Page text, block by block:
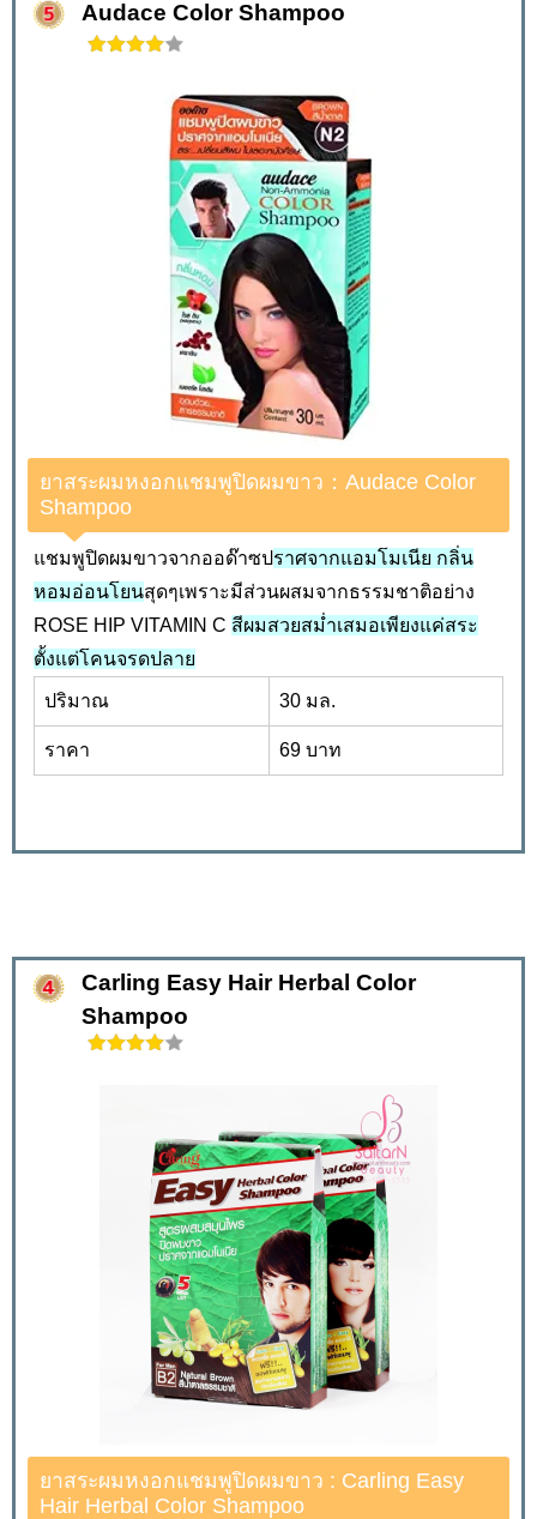
Audace Color Shampoo
ยาสระผมหงอกแชมพูปิดผมขาว：Audace Color
Shampoo
แชมพูปิดผมขาวจากออด๊าซปราศจากแอมโมเนีย กลิ่น
หอมอ่อนโยนสุดๆเพราะมีส่วนผสมจากธรรมชาติอย่าง
ROSE HIP VITAMIN C สีผมสวยสม่ำเสมอเพียงแค่สระ
ตั้งแต่โคนจรดปลาย
ปริมาณ 30 มล.
ราคา 69 บาท
Carling Easy Hair Herbal Color
Shampoo
ยาสระผมหงอกแชมพูปิดผมขาว : Carling Easy
Hair Herbal Color Shampoo